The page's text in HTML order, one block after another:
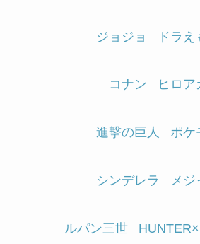
ジョジョ ドラえ
コナン ヒロア
進撃の巨人 ポケ
シンデレラ メジ
ルパン三世